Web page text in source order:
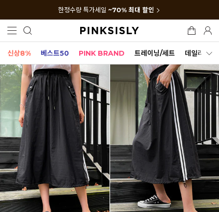
한정수량 특가세일 ~70% 최대 할인
신상8% 베스트50 PINK BRAND 트레이닝/세트 데일리세트